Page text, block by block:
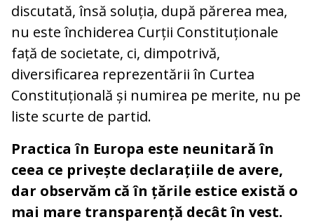
discutată, însă soluția, după părerea mea,
nu este închiderea Curții Constituționale
față de societate, ci, dimpotrivă,
diversificarea reprezentării în Curtea
Constituțională și numirea pe merite, nu pe
liste scurte de partid.
Practica în Europa este neunitară în
ceea ce privește declarațiile de avere,
dar observăm că în țările estice există o
mai mare transparență decât în vest.